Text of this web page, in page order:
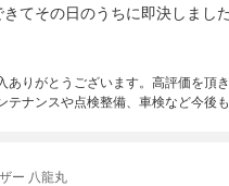
きてその日のうちに即決しまし
ありがとうございます。高評価を
テナンスや点検整備、車検など今
ー 八龍丸